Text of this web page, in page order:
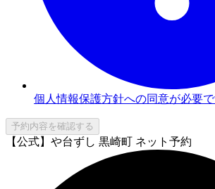
個人情報保護方針への同意が必要
予約内容を確認する
【公式】や台ずし 黒崎町 ネット予約